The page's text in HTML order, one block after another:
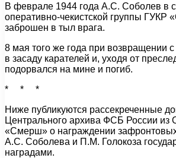
В феврале 1944 года А.С. Соболев в
оперативно-чекистской группы
заброшен в тыл врага.
8 мая того же года при возвращении
в засаду карателей и, уходя от
подорвался на мине и погиб.
* * *
Ниже публикуются рассекреченные
Центрального архива ФСБ России из
«Смерш» о награждении
А.С. Соболева и П.М. Голокоза
наградами.